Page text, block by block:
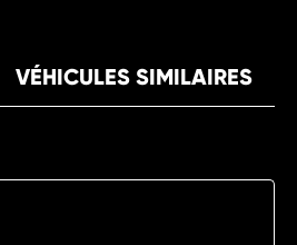
VÉHICULES SIMILAIRES